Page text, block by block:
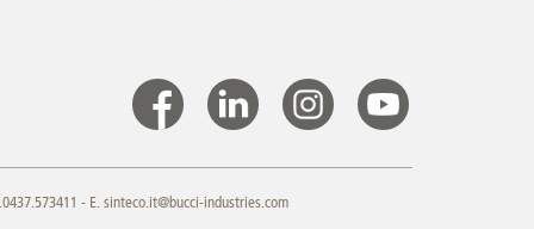
- E. sinteco.it@bucci-industries.com